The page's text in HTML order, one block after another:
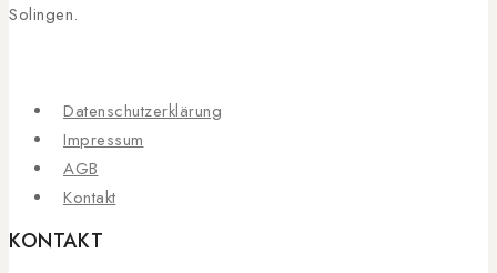
Solingen.
Datenschutzerklärung
Impressum
AGB
Kontakt
KONTAKT